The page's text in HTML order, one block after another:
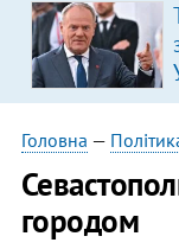
Головна —
городом